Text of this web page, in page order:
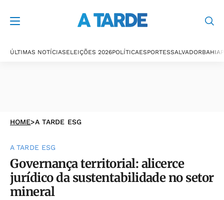
ÚLTIMAS NOTÍCIASELEIÇÕES 2026POLÍTICAESPORTESSALVADORBAHIA
HOME>A TARDE ESG
A TARDE ESG
Governança territorial: alicerce
jurídico da sustentabilidade no setor
mineral